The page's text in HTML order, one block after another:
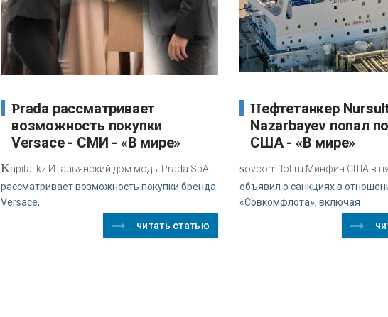
Prada рассматривает
возможность покупки
Versace - СМИ - «В мире»
Kapital.kz Итальянский дом моды Prada SpA
рассматривает возможность покупки бренда
Versace,
читать статью
Нефтетанкер Nursultan
Nazarbayev попал
США - «В мире»
sovcomflot.ru Минфин США в
объявил о санкциях в
«Совкомфлота», включая